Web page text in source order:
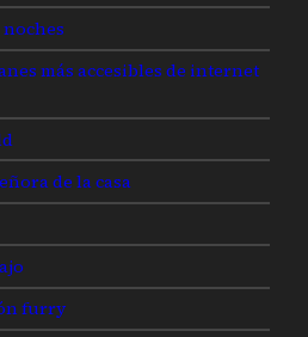
más accesibles de internet
de la casa
furry